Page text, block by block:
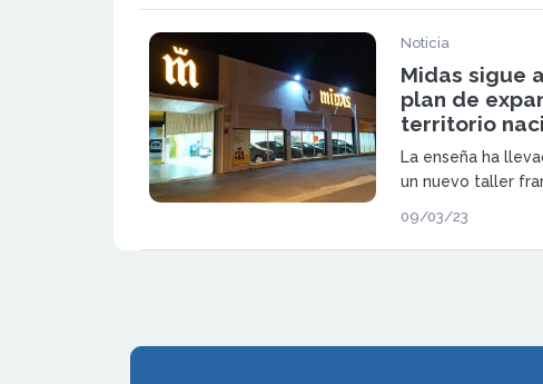
de mantenimiento
Noticia
Midas sigue
plan de
territorio
La enseña ha
un nuevo taller
09/03/23